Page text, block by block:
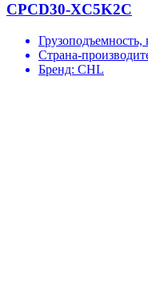
CPCD30-XC5K2C
Грузоподъемность,
Страна-
Бренд: CHL